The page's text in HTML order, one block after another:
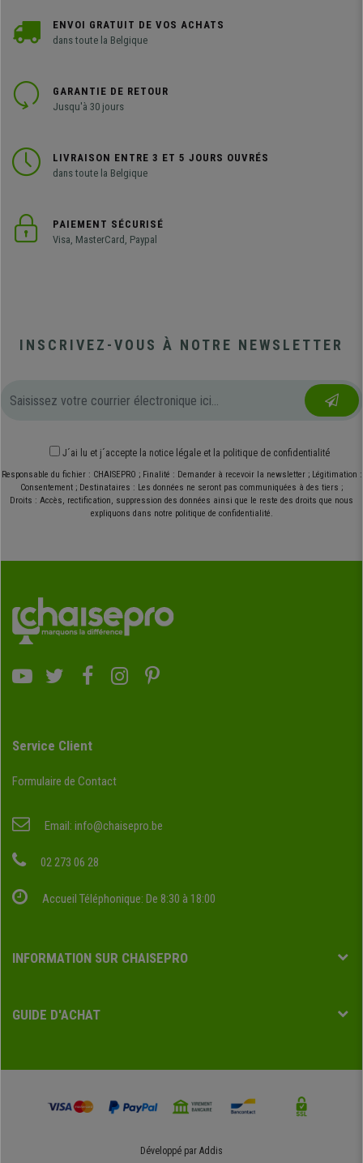
ENVOI GRATUIT DE VOS ACHATS
dans toute la Belgique
GARANTIE DE RETOUR
Jusqu'à 30 jours
LIVRAISON ENTRE 3 ET 5 JOURS OUVRÉS
dans toute la Belgique
PAIEMENT SÉCURISÉ
Visa, MasterCard, Paypal
INSCRIVEZ-VOUS À NOTRE NEWSLETTER
J´ai lu et j´accepte la notice légale et la politique de confidentialité
Responsable du fichier : CHAISEPRO ; Finalité : Demander à recevoir la newsletter ; Légitimation :
Consentement ; Destinataires : Les données ne seront pas communiquées à des tiers ;
Droits : Accès, rectification, suppression des données ainsi que le reste des droits que nous
expliquons dans notre politique de confidentialité.
Service Client
Formulaire de Contact
Email: info@chaisepro.be
02 273 06 28
Accueil Téléphonique: De 8:30 à 18:00
INFORMATION SUR CHAISEPRO
GUIDE D'ACHAT
Développé par Addis